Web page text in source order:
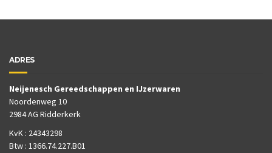
ADRES
Neijenesch Gereedschappen en IJzerwaren
Noordenweg 10
2984 AG Ridderkerk
KvK : 24343298
Btw : 1366.74.227.B01